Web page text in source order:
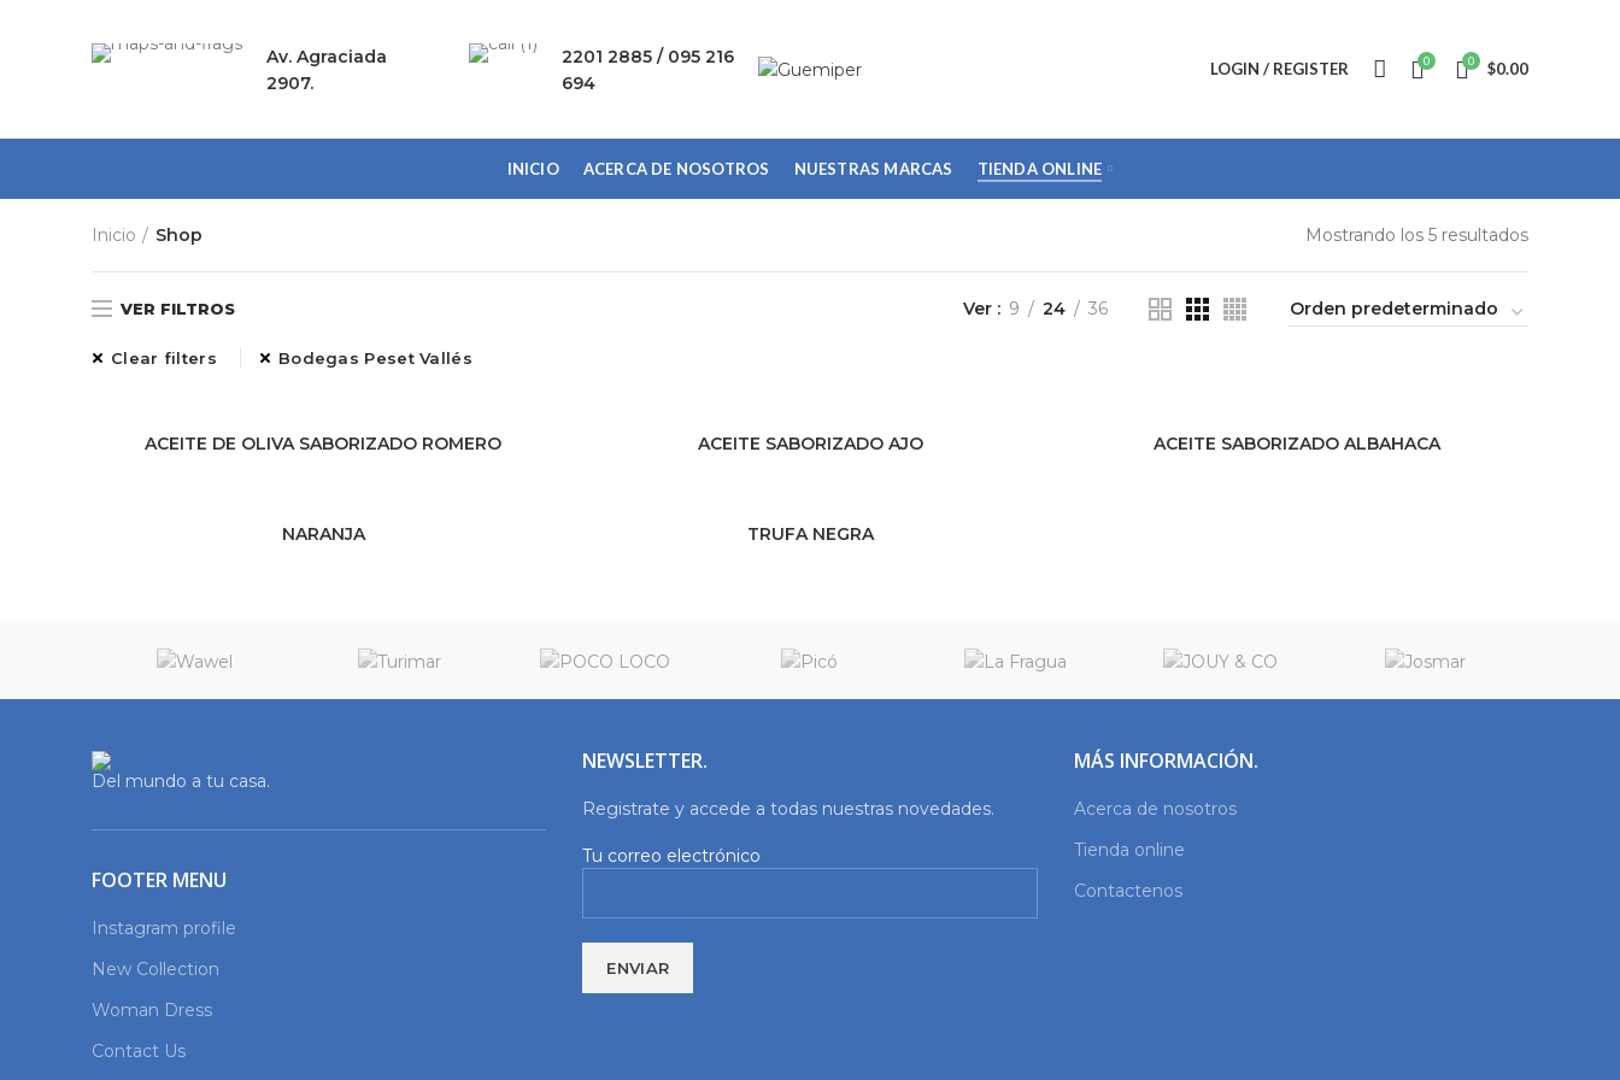
Av. Agraciada
2907.
2201 2885 / 095 216
694
LOGIN / REGISTER 0 0 $0.00
INICIO ACERCA DE NOSOTROS NUESTRAS MARCAS TIENDA ONLINE
Inicio Shop Mostrando los 5 resultados
VER FILTROS Ver 9 24 36
Clear filters Bodegas Peset Vallés
LEER MÁS
ACEITE DE OLIVA SABORIZADO ROMERO LEER MÁS
ACEITE SABORIZADO AJO LEER MÁS
ACEITE SABORIZADO ALBAHACA
LEER MÁS
NARANJA LEER MÁS
TRUFA NEGRA
Del mundo a tu casa.
FOOTER MENU
Instagram profile
New Collection
Woman Dress
Contact Us
NEWSLETTER.
Registrate y accede a todas nuestras novedades.
Tu correo electrónico
MÁS INFORMACIÓN.
Acerca de nosotros
Tienda online
Contactenos